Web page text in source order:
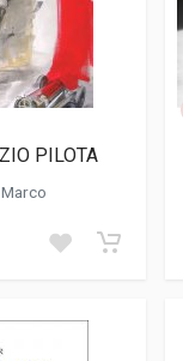
PILOTA